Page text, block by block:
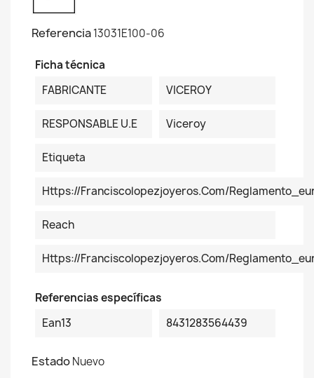
Referencia13031E100-06
Ficha técnica
FABRICANTE
VICEROY
RESPONSABLE U.E Viceroy
Etiqueta
Https://franciscolopezjoyeros.com/
Reach
Https://franciscolopezjoyeros.com/
Referencias específicas
Ean13
8431283564439
EstadoNuevo